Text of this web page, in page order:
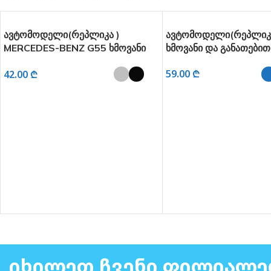
ავტომოდელი(რეპლიკა )
MERCEDES-BENZ G55 ხმოვანი
42.00 ₾
ხმოვანი და
59.00 ₾
ᲘᲮᲘᲚᲔᲗ ᲩᲕᲔᲜᲘ